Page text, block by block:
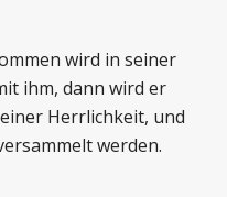
wird in seiner
ihm, dann wird er
Herrlichkeit, und
werden.